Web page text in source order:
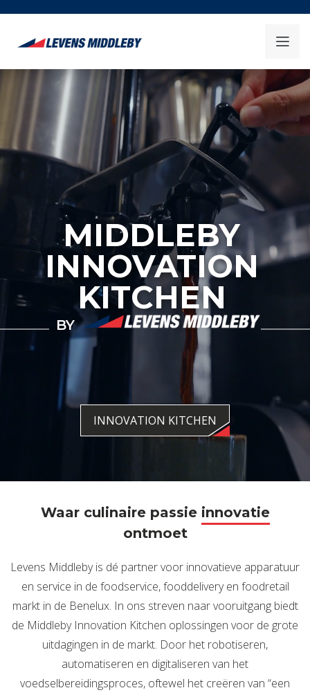
MIDDLEBY
INNOVATION
KITCHEN
BY
INNOVATION KITCHEN
Waar culinaire passie innovatie
ontmoet
Levens Middleby is dé partner voor innovatieve apparatuur
en service in de foodservice, fooddelivery en foodretail
markt in de Benelux. In ons streven naar vooruitgang biedt
de Middleby Innovation Kitchen oplossingen voor de grote
uitdagingen in de markt. Door het robotiseren,
automatiseren en digitaliseren van het
voedselbereidingsproces, oftewel het creëren van “een